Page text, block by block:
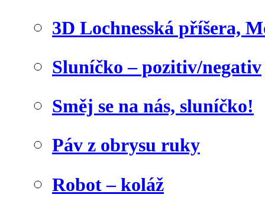
3D Lochnesská příšera,
Sluníčko – pozitiv/negativ
Směj se na nás, sluníčko!
Páv z obrysu ruky
Robot – koláž